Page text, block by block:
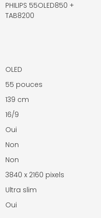
PHILIPS 55OLED850 +
TAB8200
OLED
55 pouces
139 cm
16/9
Oui
Non
Non
3840 x 2160 pixels
Ultra slim
Oui